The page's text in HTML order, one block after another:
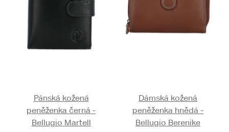
Pánská kožená
peněženka černá -
Bellugio Martell
Dámská kožená
peněženka hnědá -
Bellugio Berenike